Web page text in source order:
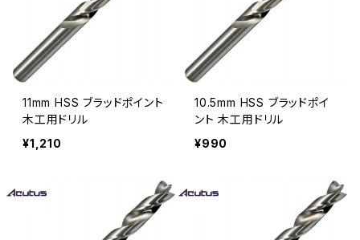
11mm HSS ブラッドポイント
木工用ドリル
¥1,210
10.5mm HSS ブラッドポイ
ント 木工用ドリル
¥990